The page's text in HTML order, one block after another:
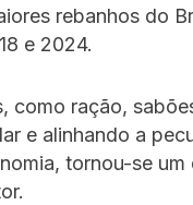
rebanhos do
e 2024.
como ração,
e alinhando a
tornou-se um